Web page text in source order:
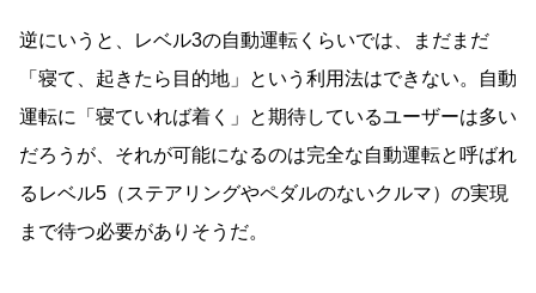
逆にいうと、レベル3の自動運転くらいでは、まだまだ
「寝て、起きたら目的地」という利用法はできない。自動
運転に「寝ていれば着く」と期待しているユーザーは多い
だろうが、それが可能になるのは完全な自動運転と呼ばれ
るレベル5（ステアリングやペダルのないクルマ）の実現
まで待つ必要がありそうだ。